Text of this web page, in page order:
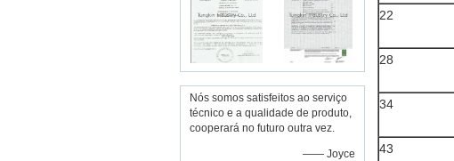
Nós somos satisfeitos ao serviço
técnico e a qualidade de produto,
cooperará no futuro outra vez.
—— Joyce
22
28
34
43